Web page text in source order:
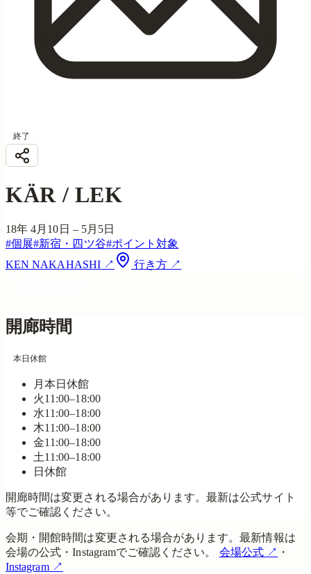
終了
KÄR / LEK
18年 4月10日 – 5月5日
#個展#新宿・四ツ谷#ポイント対象
KEN NAKAHASHI↗ 行き方 ↗
開廊時間
本日休館
月本日休館
火11:00–18:00
水11:00–18:00
木11:00–18:00
金11:00–18:00
土11:00–18:00
日休館
開廊時間は変更される場合があります。最新は公式サイト
等でご確認ください。
会期・開館時間は変更される場合があります。最新情報は
会場の公式・Instagramでご確認ください。
会場公式↗ ・
Instagram↗